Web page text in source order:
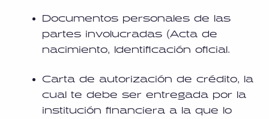
Documentos personales de las
partes involucradas (Acta de
nacimiento, Identificación oficial.
Carta de autorización de crédito, la
cual te debe ser entregada por la
institución financiera a la que lo